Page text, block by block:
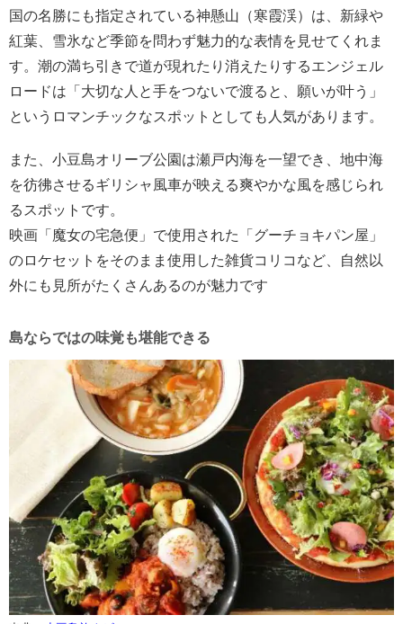
国の名勝にも指定されている神懸山（寒霞渓）は、新緑や
紅葉、雪氷など季節を問わず魅力的な表情を見せてくれま
す。潮の満ち引きで道が現れたり消えたりするエンジェル
ロードは「大切な人と手をつないで渡ると、願いが叶う」
というロマンチックなスポットとしても人気があります。
また、小豆島オリーブ公園は瀬戸内海を一望でき、地中海
を彷彿させるギリシャ風車が映える爽やかな風を感じられ
るスポットです。
映画「魔女の宅急便」で使用された「グーチョキパン屋」
のロケセットをそのまま使用した雑貨コリコなど、自然以
外にも見所がたくさんあるのが魅力です
島ならではの味覚も堪能できる